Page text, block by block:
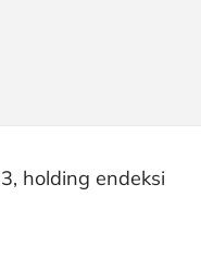
holding endeksi